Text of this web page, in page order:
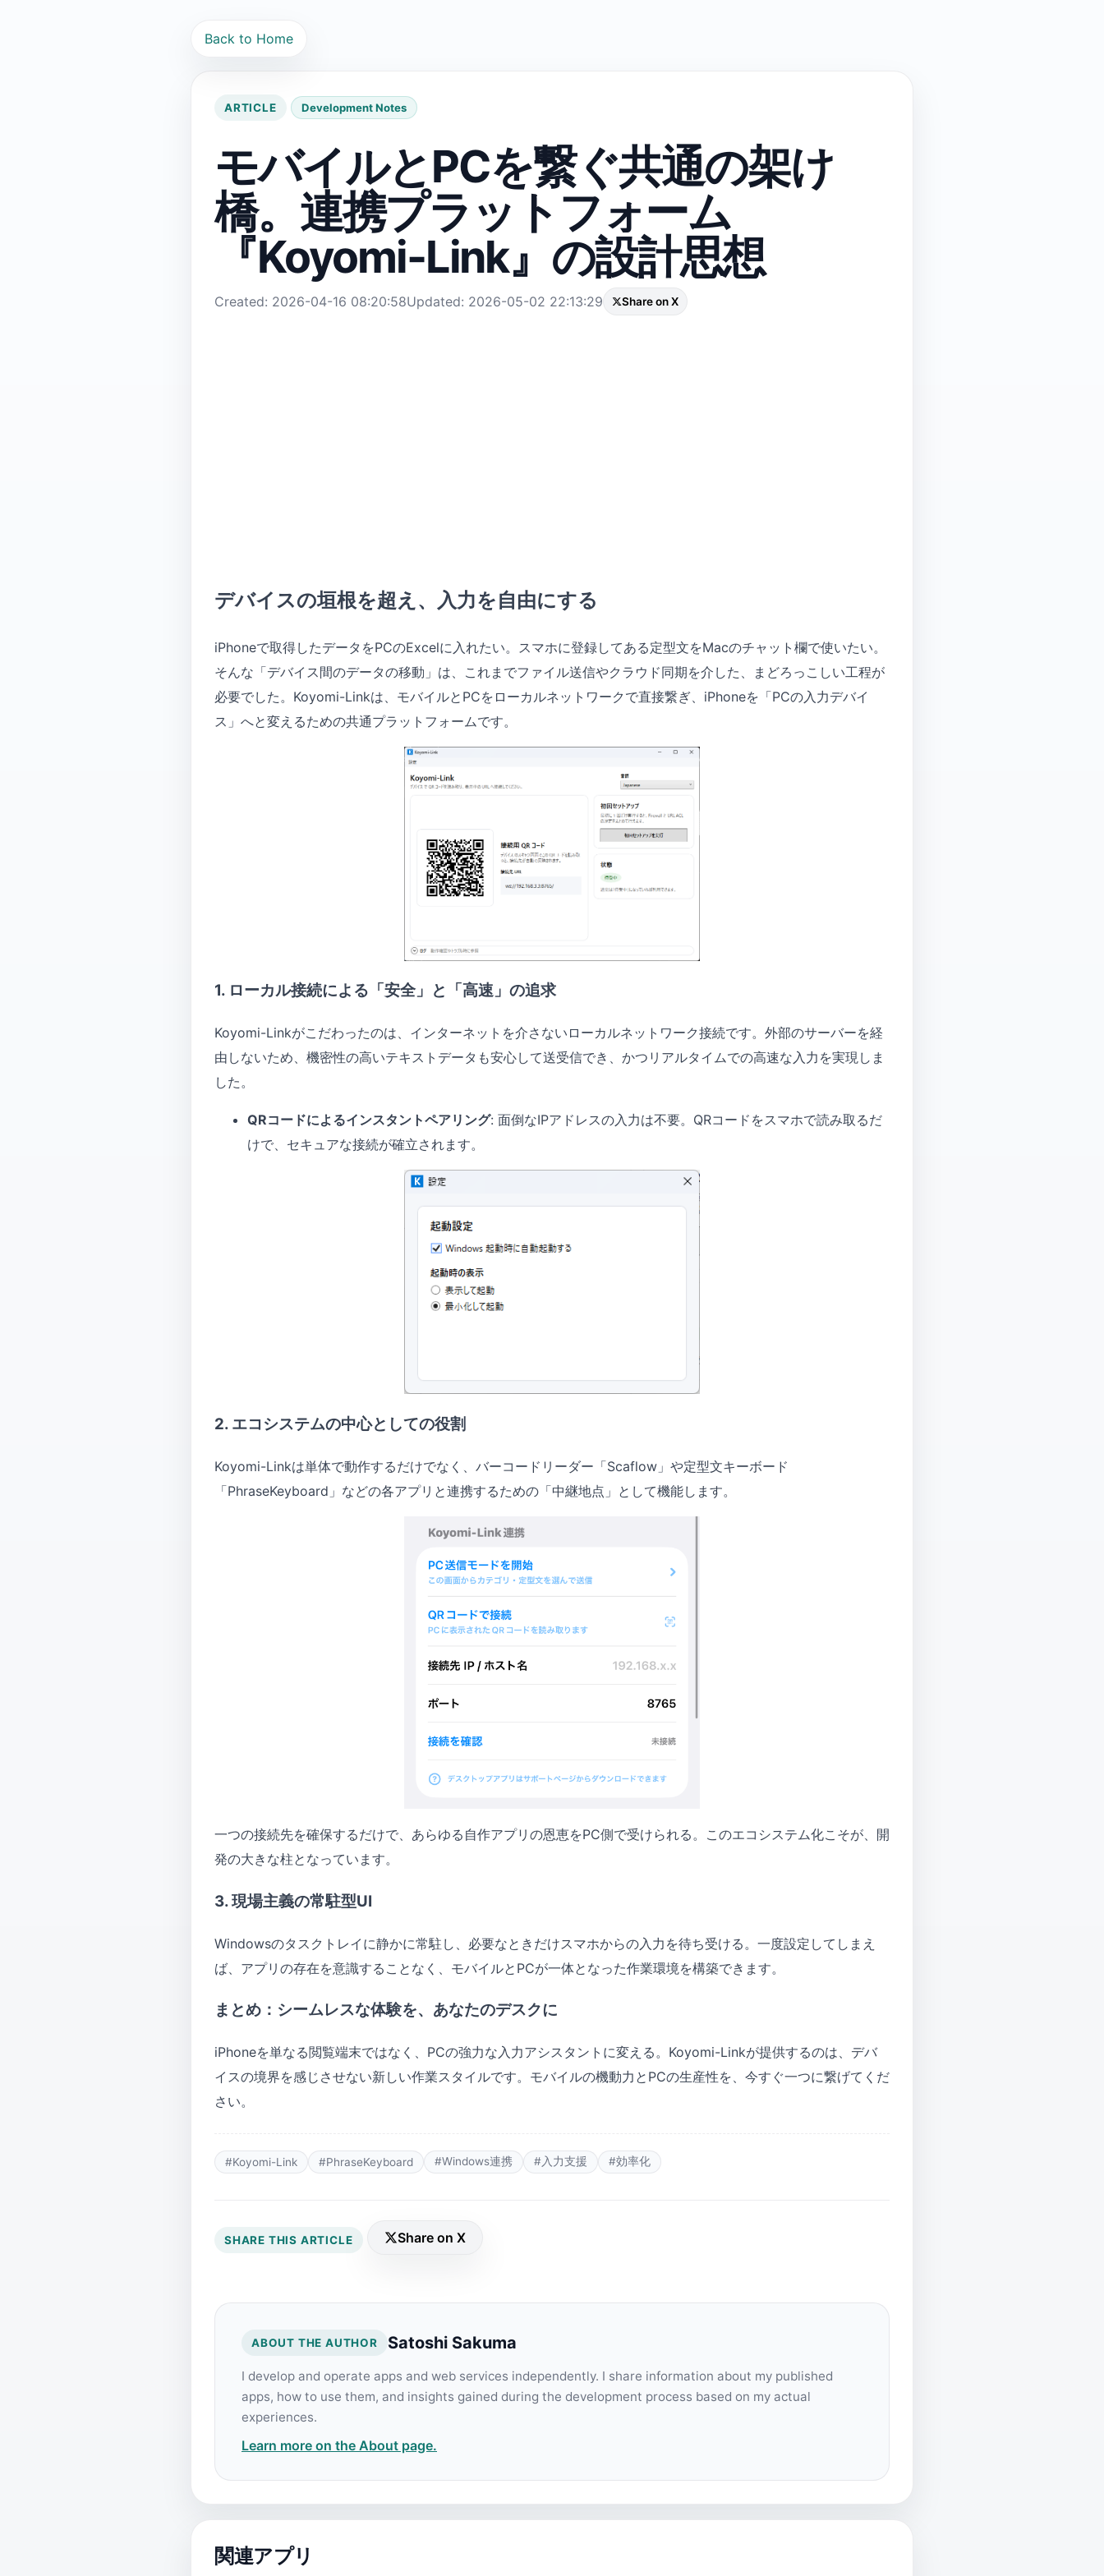
Back to Home
ARTICLE Development Notes
モバイルとPCを繋ぐ共通の架け
橋。連携プラットフォーム
『Koyomi-Link』の設計思想
Created: 2026-04-16 08:20:58Updated: 2026-05-02 22:13:29 Share on X
デバイスの垣根を超え、入力を自由にする
iPhoneで取得したデータをPCのExcelに入れたい。スマホに登録してある定型文をMacのチャット欄で使いたい。
そんな「デバイス間のデータの移動」は、これまでファイル送信やクラウド同期を介した、まどろっこしい工程が
必要でした。Koyomi-Linkは、モバイルとPCをローカルネットワークで直接繋ぎ、iPhoneを「PCの入力デバイ
ス」へと変えるための共通プラットフォームです。
1. ローカル接続による「安全」と「高速」の追求
Koyomi-Linkがこだわったのは、インターネットを介さないローカルネットワーク接続です。外部のサーバーを経
由しないため、機密性の高いテキストデータも安心して送受信でき、かつリアルタイムでの高速な入力を実現しま
した。
QRコードによるインスタントペアリング: 面倒なIPアドレスの入力は不要。QRコードをスマホで読み取るだ
けで、セキュアな接続が確立されます。
2. エコシステムの中心としての役割
Koyomi-Linkは単体で動作するだけでなく、バーコードリーダー「Scaflow」や定型文キーボード
「PhraseKeyboard」などの各アプリと連携するための「中継地点」として機能します。
一つの接続先を確保するだけで、あらゆる自作アプリの恩恵をPC側で受けられる。このエコシステム化こそが、開
発の大きな柱となっています。
3. 現場主義の常駐型UI
Windowsのタスクトレイに静かに常駐し、必要なときだけスマホからの入力を待ち受ける。一度設定してしまえ
ば、アプリの存在を意識することなく、モバイルとPCが一体となった作業環境を構築できます。
まとめ：シームレスな体験を、あなたのデスクに
iPhoneを単なる閲覧端末ではなく、PCの強力な入力アシスタントに変える。Koyomi-Linkが提供するのは、デバ
イスの境界を感じさせない新しい作業スタイルです。モバイルの機動力とPCの生産性を、今すぐ一つに繋げてくだ
さい。
#Koyomi-Link #PhraseKeyboard #Windows連携 #入力支援 #効率化
SHARE THIS ARTICLE Share on X
ABOUT THE AUTHOR Satoshi Sakuma
I develop and operate apps and web services independently. I share information about my published
apps, how to use them, and insights gained during the development process based on my actual
experiences.
Learn more on the About page.
関連アプリ